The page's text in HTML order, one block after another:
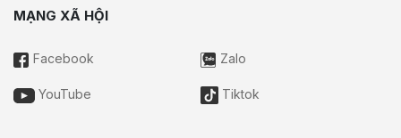
MẠNG XÃ HỘI
Facebook Zalo
YouTube Tiktok